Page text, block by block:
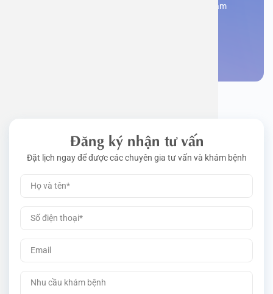
Đăng kí ngay để được các chuyên gia tư vấn và khám
Đăng ký nhận tư vấn
Đặt lịch ngay để được các chuyên gia tư vấn và khám bệnh